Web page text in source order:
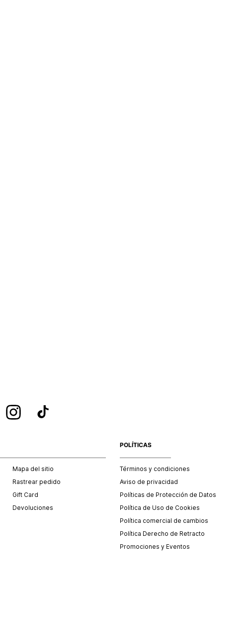
Mapa del sitio
Rastrear pedido
Gift Card
Devoluciones
POLÍTICAS
Términos y condiciones
Aviso de privacidad
Políticas de Protección de Datos
Política de Uso de Cookies
Política comercial de cambios
Política Derecho de Retracto
Promociones y Eventos